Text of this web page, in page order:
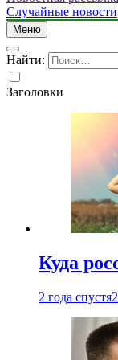
Случайные новости
Меню
Найти:
Заголовки
Куда
2 года спустя